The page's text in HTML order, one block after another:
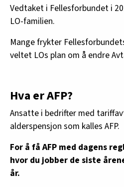
Vedtaket i Fellesforbundet i
LO-familien.
Mange frykter
veltet LOs plan om å endre
Hva er AFP?
Ansatte i bedrifter med
alderspensjon som kalles AFP.
For å få AFP med dagens
hvor du jobber de siste
år.